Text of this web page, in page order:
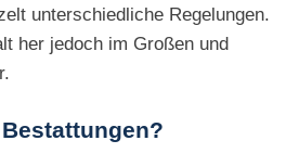
unterschiedliche Regelungen.
her jedoch im Großen und